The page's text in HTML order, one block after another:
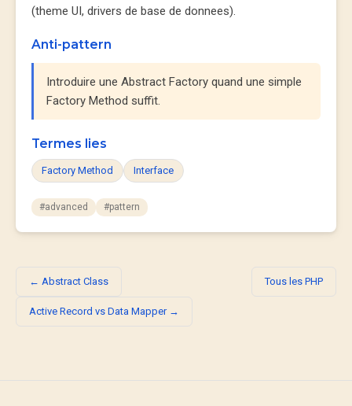
(theme UI, drivers de base de donnees).
Anti-pattern
Introduire une Abstract Factory quand une simple
Factory Method suffit.
Termes lies
Factory Method Interface
#advanced #pattern
← Abstract Class Tous les PHP
Active Record vs Data Mapper →